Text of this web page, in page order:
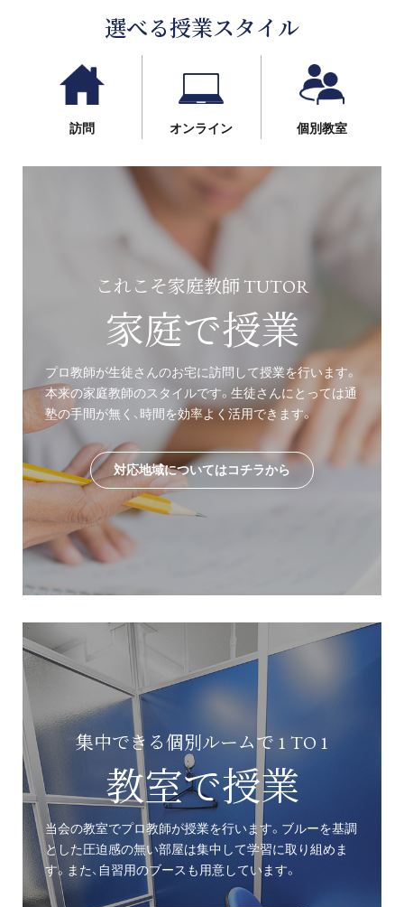
選べる授業スタイル
訪問 オンライン 個別教室
これこそ家庭教師 TUTOR
家庭で授業
プロ教師が生徒さんのお宅に訪問して授業を行います。
本来の家庭教師のスタイルです。生徒さんにとっては通
塾の手間が無く、時間を効率よく活用できます。
対応地域についてはコチラから
集中できる個別ルームで 1 TO 1
教室で授業
当会の教室でプロ教師が授業を行います。ブルーを基調
とした圧迫感の無い部屋は集中して学習に取り組めま
す。また、自習用のブースも用意しています。